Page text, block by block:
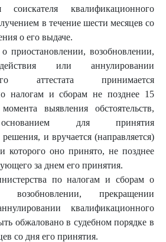
соискателя квалификационного
в течение шести месяцев со
о его выдаче.
приостановлении, возобновлении,
или аннулировании
аттестата принимается
налогам и сборам не позднее 15
выявления обстоятельств,
для принятия
и вручается (направляется)
которого оно принято, не позднее
за днем его принятия.
по налогам и сборам о
возобновлении, прекращении
квалификационного
обжаловано в судебном порядке в
со дня его принятия.